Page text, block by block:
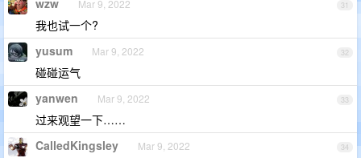
31
wzw Mar 9, 2022
我也试一个?
32
yusum Mar 9, 2022
碰碰运气
33
yanwen Mar 9, 2022
过来观望一下……
34
CalledKingsley Mar 9, 2022